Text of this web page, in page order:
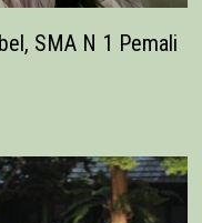
SMA N 1 Pemali